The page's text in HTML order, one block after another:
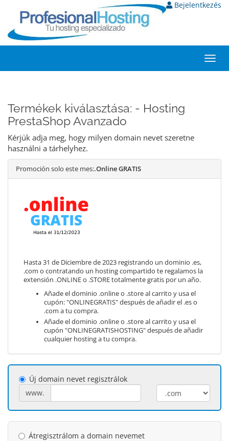
Bejelentkezés
Termékek kiválasztása: - Hosting
PrestaShop Avanzado
Kérjük adja meg, hogy milyen domain nevet szeretne
használni a tárhelyhez.
Promoción solo este mes:.Online GRATIS
Hasta 31 de Diciembre de 2023 registrando un dominio .es,
.com o contratando un hosting compartido te regalamos la
extensión .ONLINE o .STORE totalmente gratis por un año.
Añade el dominio .online o .store al carrito y usa el
cupón: "ONLINEGRATIS" después de añadir el .es o
.com a tu compra.
Añade el dominio .online o .store al carrito y usa el
cupón "ONLINEGRATISHOSTING" después de añadir
cualquier hosting a tu compra.
Új domain nevet regisztrálok
www.
Átregisztrálom a domain nevemet